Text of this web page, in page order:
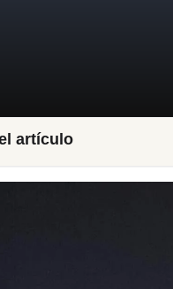
artículo